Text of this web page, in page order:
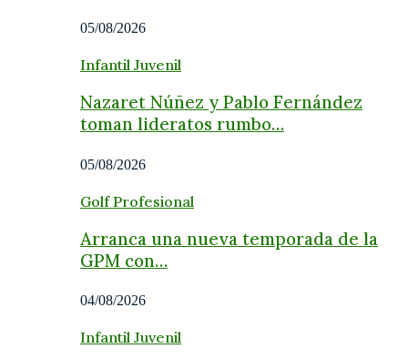
05/08/2026
Infantil Juvenil
Nazaret Núñez y Pablo Fernández
toman lideratos rumbo…
05/08/2026
Golf Profesional
Arranca una nueva temporada de la
GPM con…
04/08/2026
Infantil Juvenil